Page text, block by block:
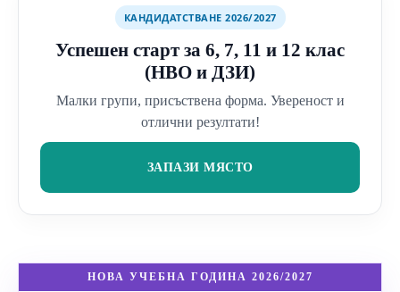
КАНДИДАТСТВАНЕ 2026/2027
Успешен старт за 6, 7, 11 и 12 клас
(НВО и ДЗИ)
Малки групи, присъствена форма. Увереност и
отлични резултати!
ЗАПАЗИ МЯСТО
НОВА УЧЕБНА ГОДИНА 2026/2027